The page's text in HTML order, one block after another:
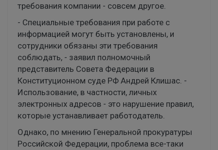
требования компании - совсем другое.
- Специальные требования при работе с
информацией могут быть установлены, и
сотрудники обязаны эти требования
соблюдать, - заявил полномочный
представитель Совета Федерации в
Конституционном суде РФ Андрей Клишас. -
Использование, в частности, личных
электронных адресов - это нарушение правил,
которые устанавливает работодатель.
Однако, по мнению Генеральной прокуратуры
Российской Федерации, проблема все-таки